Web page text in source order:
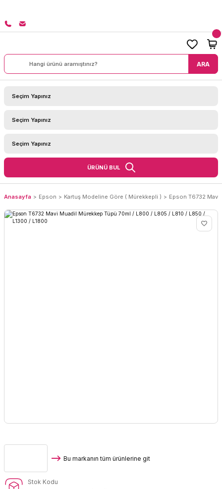
ARA
ÜRÜNÜ BUL
Anasayfa Epson Kartuş Modeline Göre ( Mürekkepli ) Epson T6732 Mavi
Bu markanın tüm ürünlerine git
Stok Kodu